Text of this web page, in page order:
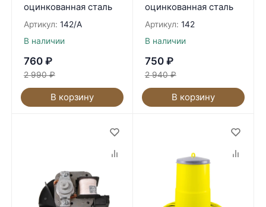
оцинкованная сталь
Артикул: 142/A
В наличии
760 ₽
2 990 ₽
В корзину
оцинкованная сталь
Артикул: 142
В наличии
750 ₽
2 940 ₽
В корзину